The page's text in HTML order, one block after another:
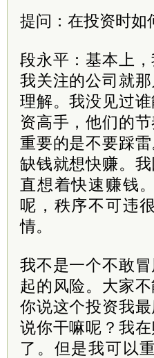
提问：在投资时如
段永平：基本上
我关注的公司就
理解。我没见过
资高手，他们的
重要的是不要踩
缺钱就想快赚。
直想着快速赚钱
呢，秩序不可违
情。
我不是一个不敢
起的风险。大家
你说这个投资我
说你干嘛呢？我
了。但是我可以